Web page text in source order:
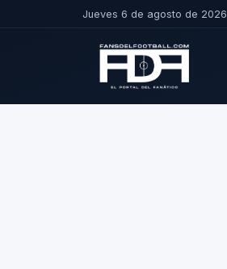
Jueves 6 de agosto de 2026